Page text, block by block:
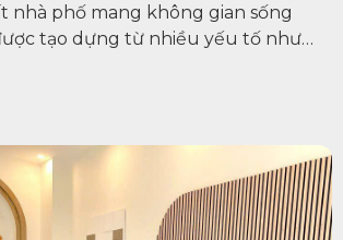
nhà phố mang không gian sống
tạo dựng từ nhiều yếu tố như
trúc, nội thất. Việc thiết kế và thi
phố cần đảm...